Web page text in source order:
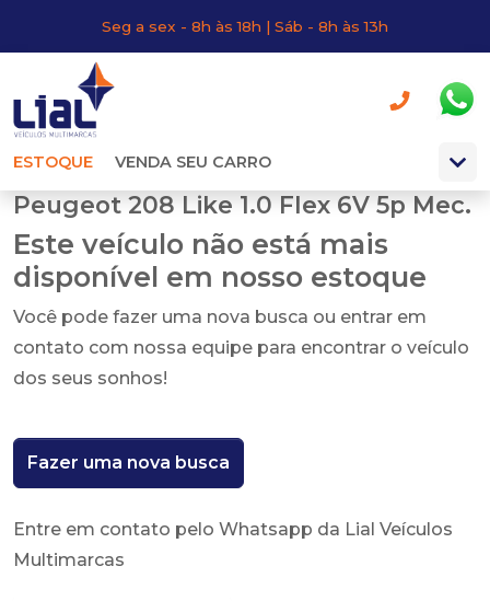
Seg a sex - 8h às 18h | Sáb - 8h às 13h
ESTOQUE VENDA SEU CARRO
Peugeot 208 Like 1.0 Flex 6V 5p Mec.
Este veículo não está mais
disponível em nosso estoque
Você pode fazer uma nova busca ou entrar em
contato com nossa equipe para encontrar o veículo
dos seus sonhos!
Fazer uma nova busca
Entre em contato pelo Whatsapp da Lial Veículos
Multimarcas